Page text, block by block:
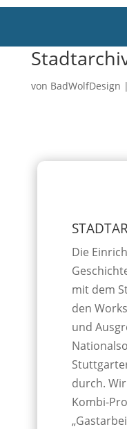
von BadWolfDesign |
Die
mit dem
den
und
durch.
Kombi-